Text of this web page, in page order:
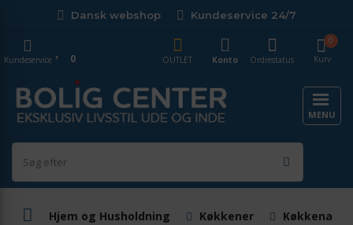
Dansk webshop Kundeservice 24/7
Kurv
0
OUTLET
Konto Ordrestatus
Kundeservice 0
MENU
Hjem og Husholdning Køkkener